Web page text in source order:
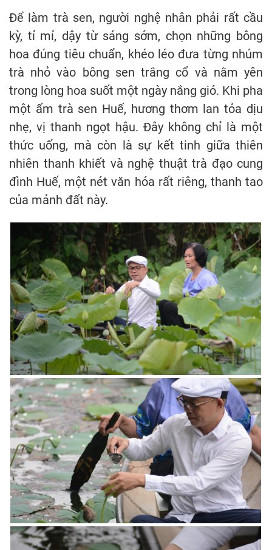
Để làm trà sen, người nghệ nhân phải rất cầu
kỳ, tỉ mỉ, dậy từ sáng sớm, chọn những bông
hoa đúng tiêu chuẩn, khéo léo đưa từng nhúm
trà nhỏ vào bông sen trắng cổ và nằm yên
trong lòng hoa suốt một ngày nắng gió. Khi pha
một ấm trà sen Huế, hương thơm lan tỏa dịu
nhẹ, vị thanh ngọt hậu. Đây không chỉ là một
thức uống, mà còn là sự kết tinh giữa thiên
nhiên thanh khiết và nghệ thuật trà đạo cung
đình Huế, một nét văn hóa rất riêng, thanh tao
của mảnh đất này.